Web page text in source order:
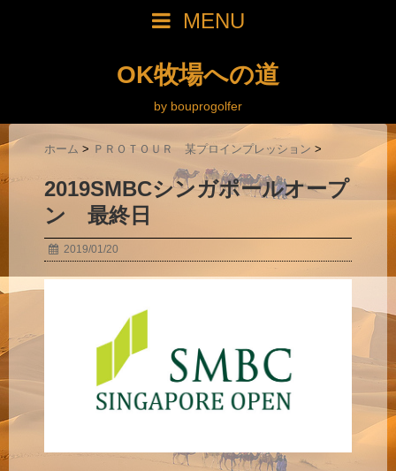
MENU
OK牧場への道
by bouprogolfer
ホーム > ＰＲＯＴＯＵＲ 某プロインプレッション >
2019SMBCシンガポールオープ
ン 最終日
2019/01/20